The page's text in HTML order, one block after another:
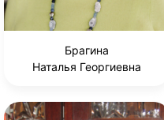
Брагина
Наталья Георгиевна